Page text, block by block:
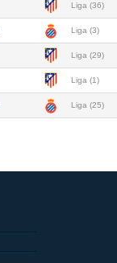
Liga (36)
Liga (3)
Liga (29)
Liga (1)
Liga (25)